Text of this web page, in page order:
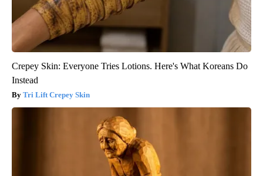
Crepey Skin: Everyone Tries Lotions. Here's What Koreans Do
Instead
Tri Lift Crepey Skin